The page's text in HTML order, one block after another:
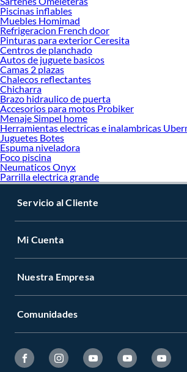
Piscinas inflables
Muebles Homimad
Refrigeracion French door
Pinturas para exterior Ceresita
Centros de planchado
Autos de juguete basicos
Camas 2 plazas
Chalecos reflectantes
Chicharra
Brazo hidraulico de puerta
Accesorios para motos Probiker
Menaje Simpel home
Herramientas electricas e inalambricas
Juguetes Botes
Espuma niveladora
Foco piscina
Neumaticos Onyx
Parrilla electrica grande
Servicio al Cliente
Mi Cuenta
Nuestra Empresa
Comunidades